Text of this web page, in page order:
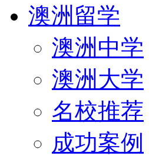
澳洲留学
澳洲中学
澳洲大学
名校推荐
成功案例